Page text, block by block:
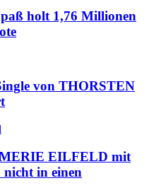
holt 1,76 Millionen
von THORSTEN
EILFELD mit
nicht in einen